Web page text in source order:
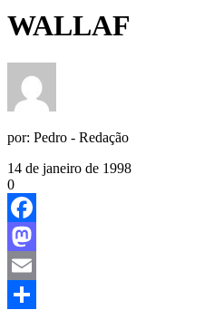
WALLAF
por: Pedro - Redação
14 de janeiro de 1998
0
Facebook
Mastodon
Email